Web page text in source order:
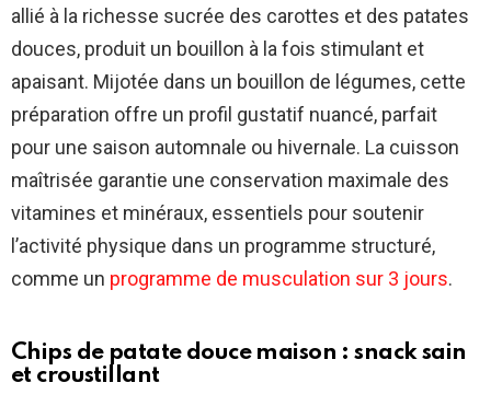
allié à la richesse sucrée des carottes et des patates
douces, produit un bouillon à la fois stimulant et
apaisant. Mijotée dans un bouillon de légumes, cette
préparation offre un profil gustatif nuancé, parfait
pour une saison automnale ou hivernale. La cuisson
maîtrisée garantie une conservation maximale des
vitamines et minéraux, essentiels pour soutenir
l’activité physique dans un programme structuré,
comme un programme de musculation sur 3 jours.
Chips de patate douce maison : snack sain
et croustillant